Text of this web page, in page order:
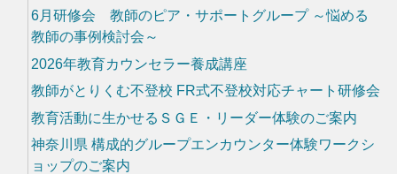
6月研修会 教師のピア・サポートグループ ～悩める
教師の事例検討会～
2026年教育カウンセラー養成講座
教師がとりくむ不登校 FR式不登校対応チャート研修会
教育活動に生かせるＳＧＥ・リーダー体験のご案内
神奈川県 構成的グループエンカウンター体験ワークシ
ョップのご案内